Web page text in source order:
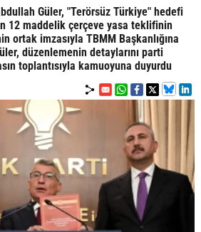
Güler, "Terörsüz Türkiye" hedefi
12 maddelik çerçeve yasa teklifinin
ortak imzasıyla TBMM Başkanlığına
düzenlemenin detaylarını parti
toplantısıyla kamuoyuna duyurdu